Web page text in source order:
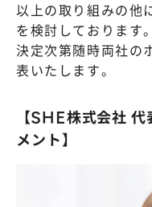
以上の取り組みの他
を検討しております。
決定次第随時両社の
表いたします。
【SHE株式会社
メント】